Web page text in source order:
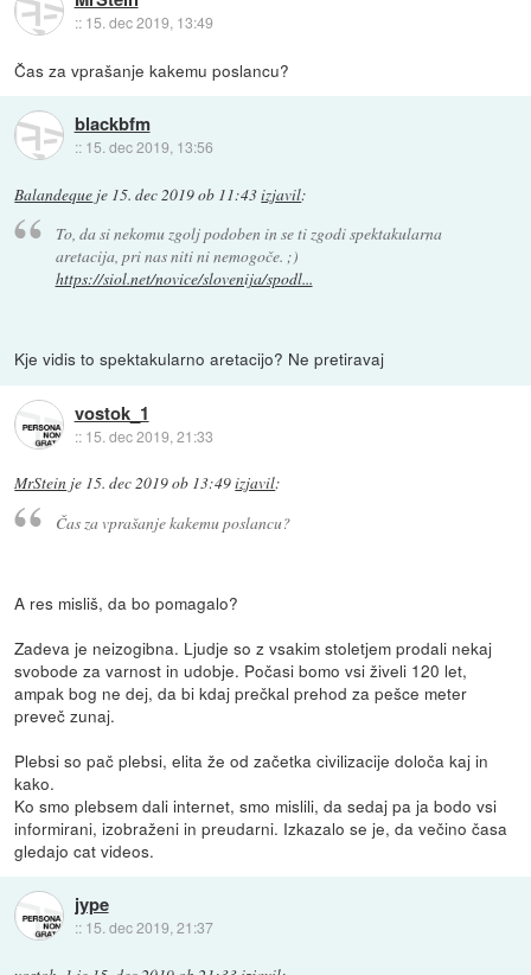
:: 15. dec 2019, 13:49
Čas za vprašanje kakemu poslancu?
blackbfm
:: 15. dec 2019, 13:56
Balandeque je 15. dec 2019 ob 11:43izjavil:
To, da si nekomu zgolj podoben in se ti zgodi spektakularna
aretacija, pri nas niti ni nemogoče. ;)
https://siol.net/novice/slovenija/spodl...
Kje vidis to spektakularno aretacijo? Ne pretiravaj
vostok_1
:: 15. dec 2019, 21:33
MrStein je 15. dec 2019 ob 13:49izjavil:
Čas za vprašanje kakemu poslancu?
A res misliš, da bo pomagalo?
Zadeva je neizogibna. Ljudje so z vsakim stoletjem prodali nekaj
svobode za varnost in udobje. Počasi bomo vsi živeli 120 let,
ampak bog ne dej, da bi kdaj prečkal prehod za pešce meter
preveč zunaj.
Plebsi so pač plebsi, elita že od začetka civilizacije določa kaj in
kako.
Ko smo plebsem dali internet, smo mislili, da sedaj pa ja bodo vsi
informirani, izobraženi in preudarni. Izkazalo se je, da večino časa
gledajo cat videos.
jype
:: 15. dec 2019, 21:37